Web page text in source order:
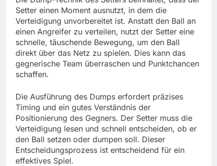
Setter einen Moment ausnutzt, in dem die
Verteidigung unvorbereitet ist. Anstatt den Ball an
einen Angreifer zu verteilen, nutzt der Setter eine
schnelle, täuschende Bewegung, um den Ball
direkt über das Netz zu spielen. Dies kann das
gegnerische Team überraschen und Punktchancen
schaffen.
Die Ausführung des Dumps erfordert präzises
Timing und ein gutes Verständnis der
Positionierung des Gegners. Der Setter muss die
Verteidigung lesen und schnell entscheiden, ob er
den Ball setzen oder dumpen soll. Dieser
Entscheidungsprozess ist entscheidend für ein
effektives Spiel.